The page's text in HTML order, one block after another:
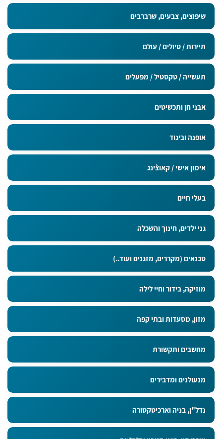
מדבקות בגודל 9x5 ס"מ
שיפוצים, צבעים, שרברבים
תיירות / טיולים / עולם
תעשייה / טקסטיל / מפעלים
אבני חן ותכשיטים
אופנה וביגוד
אימון אישי / קאוצ`ינג
בעלי חיים
גני ילדים, חינוך והשכלה
טכנאים (מקררים, מזגנים ועוד..)
מוזיקה, בידור וחיי לילה
מזון, מסעדות ובתי קפה
מחשבים ותקשורת
מנעולנים ומדבירים
נדל"ן, בניה וארכיטקטורה